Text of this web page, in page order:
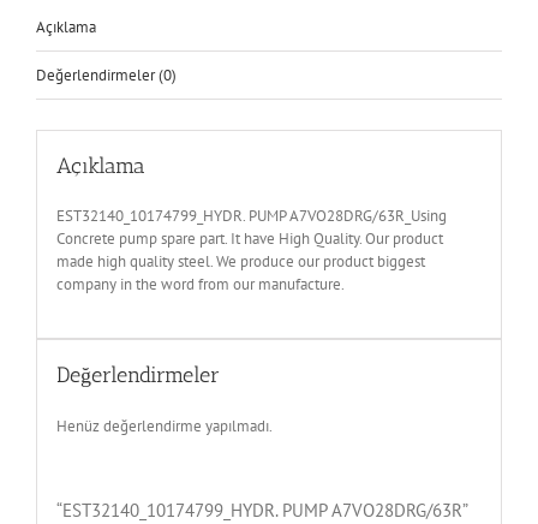
Açıklama
Değerlendirmeler (0)
Açıklama
EST32140_10174799_HYDR. PUMP A7VO28DRG/63R_Using
Concrete pump spare part. It have High Quality. Our product
made high quality steel. We produce our product biggest
company in the word from our manufacture.
Değerlendirmeler
Henüz değerlendirme yapılmadı.
“EST32140_10174799_HYDR. PUMP A7VO28DRG/63R”